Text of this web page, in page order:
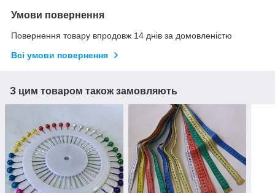
Умови повернення
Повернення товару впродовж 14 днів за домовленістю
Всі умови повернення
З цим товаром також замовляють